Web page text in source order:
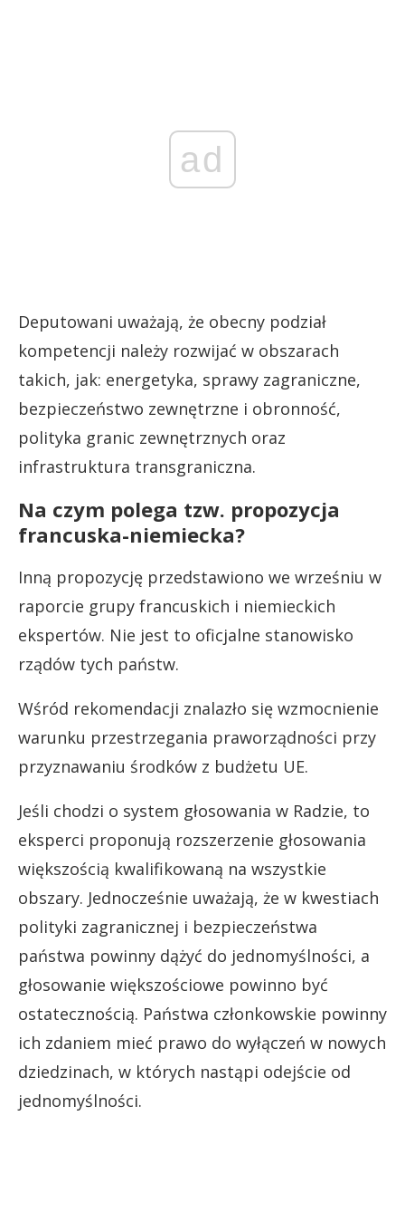
ad
Deputowani uważają, że obecny podział
kompetencji należy rozwijać w obszarach
takich, jak: energetyka, sprawy zagraniczne,
bezpieczeństwo zewnętrzne i obronność,
polityka granic zewnętrznych oraz
infrastruktura transgraniczna.
Na czym polega tzw. propozycja
francuska-niemiecka?
Inną propozycję przedstawiono we wrześniu w
raporcie grupy francuskich i niemieckich
ekspertów. Nie jest to oficjalne stanowisko
rządów tych państw.
Wśród rekomendacji znalazło się wzmocnienie
warunku przestrzegania praworządności przy
przyznawaniu środków z budżetu UE.
Jeśli chodzi o system głosowania w Radzie, to
eksperci proponują rozszerzenie głosowania
większością kwalifikowaną na wszystkie
obszary. Jednocześnie uważają, że w kwestiach
polityki zagranicznej i bezpieczeństwa
państwa powinny dążyć do jednomyślności, a
głosowanie większościowe powinno być
ostatecznością. Państwa członkowskie powinny
ich zdaniem mieć prawo do wyłączeń w nowych
dziedzinach, w których nastąpi odejście od
jednomyślności.